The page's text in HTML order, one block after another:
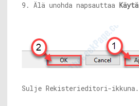
9. Älä unohda napsauttaa Käytä
Sulje Rekisterieditori-ikkuna.